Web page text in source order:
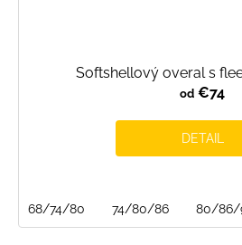
Softshellový overal s
od €74
DETAIL
68/74/80 74/80/86 80/86/